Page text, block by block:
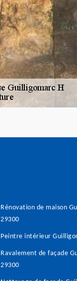
Rénovation de maison
29300
Peintre intérieur
Ravalement de façade
29300